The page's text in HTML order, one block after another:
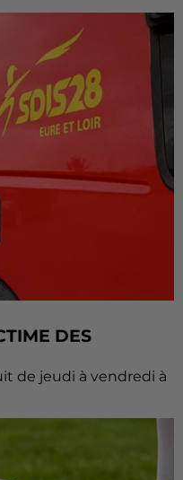
DES
de jeudi à vendredi à